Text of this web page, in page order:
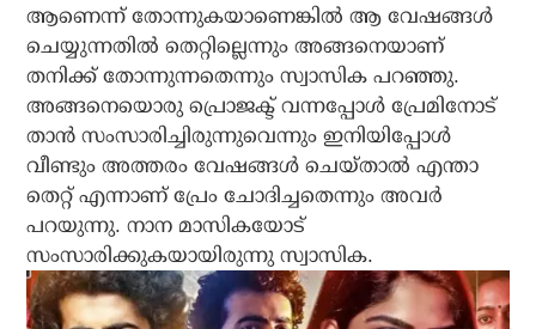
ആണെന്ന് തോന്നുകയാണെങ്കില്‍ ആ വേഷങ്ങള്‍
ചെയ്യുന്നതില്‍ തെറ്റില്ലെന്നും അങ്ങനെയാണ്
തനിക്ക് തോന്നുന്നതെന്നും സ്വാസിക പറഞ്ഞു.
അങ്ങനെയൊരു പ്രൊജക്ട് വന്നപ്പോള്‍ പ്രേമിനോട്
താന്‍ സംസാരിച്ചിരുന്നുവെന്നും ഇനിയിപ്പോള്‍
വീണ്ടും അത്തരം വേഷങ്ങള്‍ ചെയ്താല്‍ എന്താ
തെറ്റ് എന്നാണ് പ്രേം ചോദിച്ചതെന്നും അവര്‍
പറയുന്നു. നാന മാസികയോട്
സംസാരിക്കുകയായിരുന്നു സ്വാസിക.